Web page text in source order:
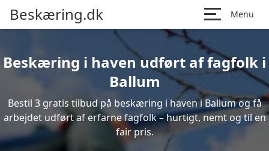
Beskæring.dk Menu
Beskæring i haven udført af fagfolk i
Ballum
Bestil 3 gratis tilbud på beskæring i haven i Ballum og få
arbejdet udført af erfarne fagfolk – hurtigt, nemt og til en
fair pris.